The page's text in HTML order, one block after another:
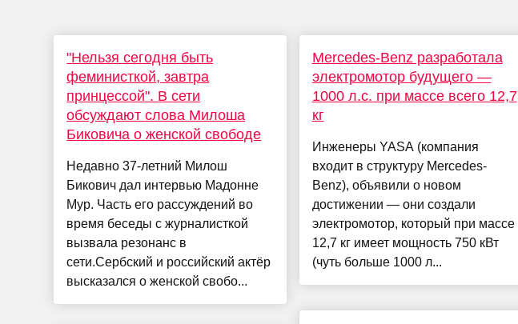
"Нельзя сегодня быть
феминисткой, завтра
принцессой". В сети
обсуждают слова Милоша
Биковича о женской свободе
Недавно 37-летний Милош
Бикович дал интервью Мадонне
Мур. Часть его рассуждений во
время беседы с журналисткой
вызвала резонанс в
сети.Сербский и российский актёр
высказался о женской свобо...
Mercedes-Benz разработала
электромотор будущего —
1000 л.с. при массе всего 12,7
кг
Инженеры YASA (компания
входит в структуру Mercedes-
Benz), объявили о новом
достижении — они создали
электромотор, который при массе
12,7 кг имеет мощность 750 кВт
(чуть больше 1000 л...